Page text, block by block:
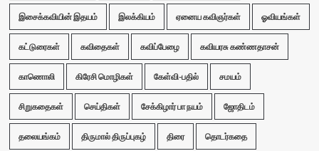
இசைக்கவியின் இதயம் இலக்கியம் ஏனைய கவிஞர்கள் ஓவியங்கள்
கட்டுரைகள் கவிதைகள் கவிப்பேழை கவியரசு கண்ணதாசன்
காணொலி கிரேசி மொழிகள் கேள்வி-பதில் சமயம்
சிறுகதைகள் செய்திகள் சேக்கிழார் பா நயம் ஜோதிடம்
தலையங்கம் திருமால் திருப்புகழ் திரை தொடர்கதை